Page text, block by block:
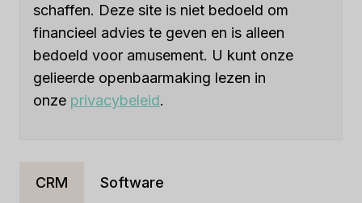
schaffen. Deze site is niet bedoeld om
financieel advies te geven en is alleen
bedoeld voor amusement. U kunt onze
gelieerde openbaarmaking lezen in
onze privacybeleid.
CRM Software